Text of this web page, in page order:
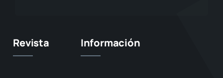
Revista Información